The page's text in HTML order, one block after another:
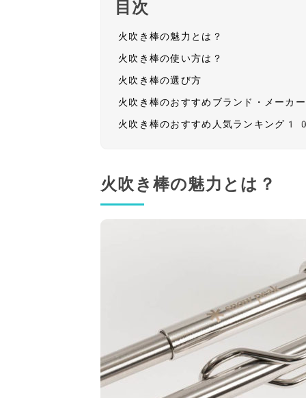
目次
火吹き棒の魅力とは？
火吹き棒の使い方は？
火吹き棒の選び方
火吹き棒のおすすめブランド・メーカ
火吹き棒のおすすめ人気ランキング
火吹き棒の魅力とは？